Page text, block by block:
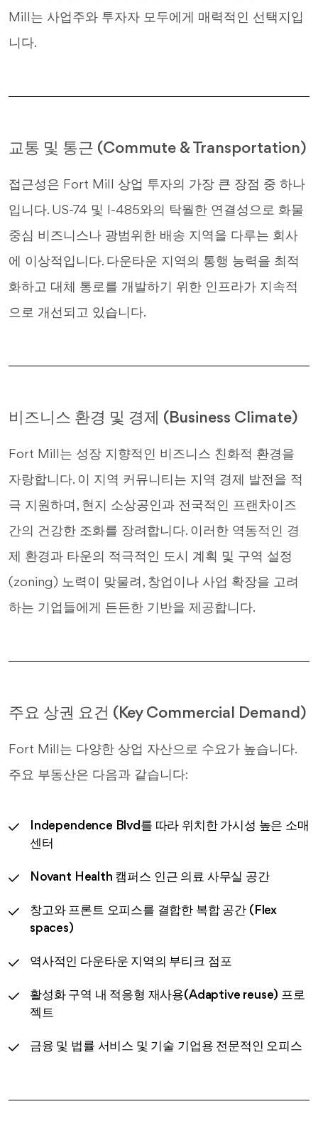
Mill는 사업주와 투자자 모두에게 매력적인 선택지입
니다.
교통 및 통근 (Commute & Transportation)
접근성은 Fort Mill 상업 투자의 가장 큰 장점 중 하나
입니다. US-74 및 I-485와의 탁월한 연결성으로 화물
중심 비즈니스나 광범위한 배송 지역을 다루는 회사
에 이상적입니다. 다운타운 지역의 통행 능력을 최적
화하고 대체 통로를 개발하기 위한 인프라가 지속적
으로 개선되고 있습니다.
비즈니스 환경 및 경제 (Business Climate)
Fort Mill는 성장 지향적인 비즈니스 친화적 환경을
자랑합니다. 이 지역 커뮤니티는 지역 경제 발전을 적
극 지원하며, 현지 소상공인과 전국적인 프랜차이즈
간의 건강한 조화를 장려합니다. 이러한 역동적인 경
제 환경과 타운의 적극적인 도시 계획 및 구역 설정
(zoning) 노력이 맞물려, 창업이나 사업 확장을 고려
하는 기업들에게 든든한 기반을 제공합니다.
주요 상권 요건 (Key Commercial Demand)
Fort Mill는 다양한 상업 자산으로 수요가 높습니다.
주요 부동산은 다음과 같습니다:
Independence Blvd를 따라 위치한 가시성 높은 소매
센터
Novant Health 캠퍼스 인근 의료 사무실 공간
창고와 프론트 오피스를 결합한 복합 공간 (Flex
spaces)
역사적인 다운타운 지역의 부티크 점포
활성화 구역 내 적응형 재사용(Adaptive reuse) 프로
젝트
금융 및 법률 서비스 및 기술 기업용 전문적인 오피스